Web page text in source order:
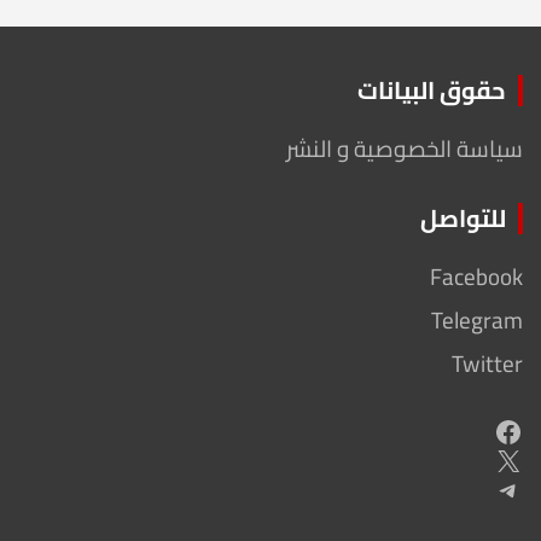
حقوق البيانات
سياسة الخصوصية و النشر
للتواصل
Facebook
Telegram
Twitter
Facebook
X
Telegram